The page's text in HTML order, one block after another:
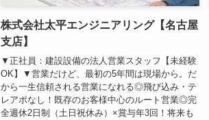
株式会社太平エンジニアリング【名古屋
支店】
▼正社員：建設設備の法人営業スタッフ【未経験
OK】▼営業だけど、最初の5年間は現場から。だ
から一生信頼される営業になれる◎飛び込み・テ
レアポなし！既存のお客様中心のルート営業◎完
全週休2日制（土日祝休み）×賞与年3回！将来も